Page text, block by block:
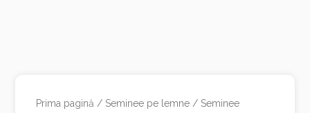
Prima pagină / Seminee pe lemne / Seminee